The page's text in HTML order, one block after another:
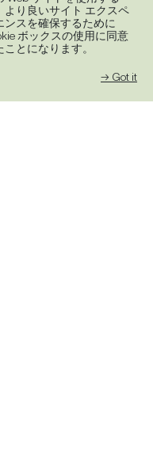
より良いサイト エクスペ
ンスを確保するために
ボックスの使用に同意
ことになります。
→ Got it